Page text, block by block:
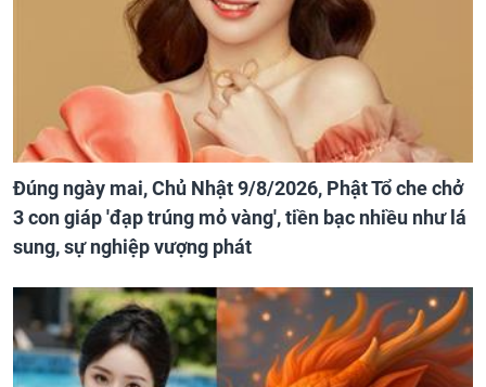
Đúng ngày mai, Chủ Nhật 9/8/2026, Phật Tổ che chở
3 con giáp 'đạp trúng mỏ vàng', tiền bạc nhiều như lá
sung, sự nghiệp vượng phát